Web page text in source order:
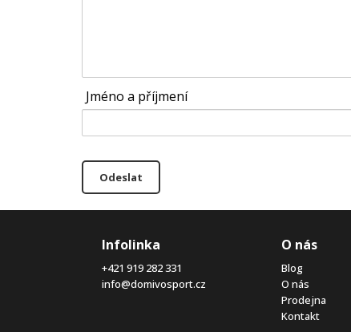
Jméno a příjmení
Odeslat
Infolinka
+421 919 282 331
info@domivosport.cz
O nás
Blog
O nás
Prodejna
Kontakt